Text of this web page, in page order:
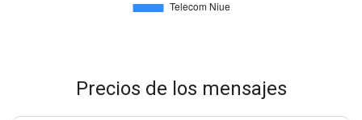
Precios de los mensajes